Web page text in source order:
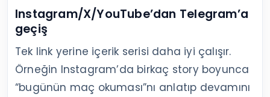
Instagram/X/YouTube’dan Telegram’a
geçiş
Tek link yerine içerik serisi daha iyi çalışır.
Örneğin Instagram’da birkaç story boyunca
“bugünün maç okuması”nı anlatıp devamını